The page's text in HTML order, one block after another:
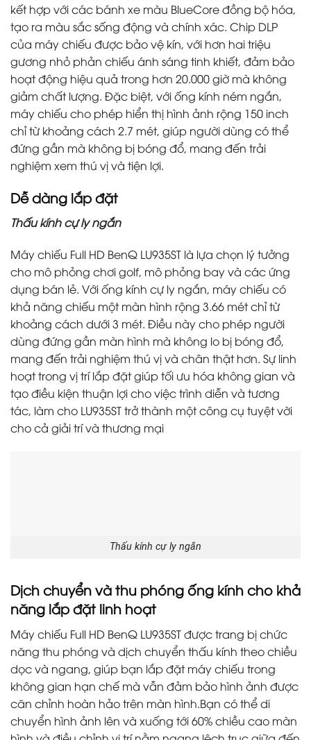
kết hợp với các bánh xe màu BlueCore đồng bộ hóa,
tạo ra màu sắc sống động và chính xác. Chip DLP
của máy chiếu được bảo vệ kín, với hơn hai triệu
gương nhỏ phản chiếu ánh sáng tinh khiết, đảm bảo
hoạt động hiệu quả trong hơn 20.000 giờ mà không
giảm chất lượng. Đặc biệt, với ống kính ném ngắn,
máy chiếu cho phép hiển thị hình ảnh rộng 150 inch
chỉ từ khoảng cách 2.7 mét, giúp người dùng có thể
đứng gần mà không bị bóng đổ, mang đến trải
nghiệm xem thú vị và tiện lợi.
Dễ dàng lắp đặt
Thấu kính cự ly ngắn
Máy chiếu Full HD BenQ LU935ST là lựa chọn lý tưởng
cho mô phỏng chơi golf, mô phỏng bay và các ứng
dụng bán lẻ. Với ống kính cự ly ngắn, máy chiếu có
khả năng chiếu một màn hình rộng 3.66 mét chỉ từ
khoảng cách dưới 3 mét. Điều này cho phép người
dùng đứng gần màn hình mà không lo bị bóng đổ,
mang đến trải nghiệm thú vị và chân thật hơn. Sự linh
hoạt trong vị trí lắp đặt giúp tối ưu hóa không gian và
tạo điều kiện thuận lợi cho việc trình diễn và tương
tác, làm cho LU935ST trở thành một công cụ tuyệt vời
cho cả giải trí và thương mại
Thấu kính cự ly ngắn
Dịch chuyển và thu phóng ống kính cho khả
năng lắp đặt linh hoạt
Máy chiếu Full HD BenQ LU935ST được trang bị chức
năng thu phóng và dịch chuyển thấu kính theo chiều
dọc và ngang, giúp bạn lắp đặt máy chiếu trong
không gian hạn chế mà vẫn đảm bảo hình ảnh được
căn chỉnh hoàn hảo trên màn hình.Bạn có thể di
chuyển hình ảnh lên và xuống tới 60% chiều cao màn